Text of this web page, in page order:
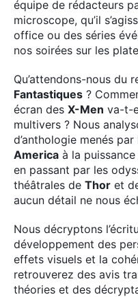
équipe de rédacteurs
microscope, qu’il
office ou des séries
nos soirées sur les
Qu’attendons-nous du
Fantastiques ?
écran des X-Men va-t-
multivers ? Nous
d’anthologie menés
America à la
en passant par les
théâtrales de Thor et
aucun détail ne nous
Nous décryptons
développement des
effets visuels et la
retrouverez des avis
théories et des